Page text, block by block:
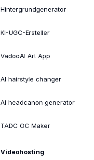
Hintergrundgenerator
KI-UGC-Ersteller
VadooAI Art App
AI hairstyle changer
AI headcanon generator
TADC OC Maker
Videohosting